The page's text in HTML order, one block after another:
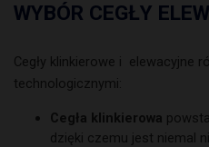
WYBÓR CEGŁY
Cegły klinkierowe i elewacyjne
technologicznymi:
Cegła klinkierowa
dzięki czemu jest niemal